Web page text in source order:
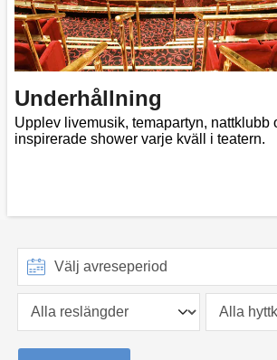
Underhållning
Upplev livemusik, temapartyn, nattklubb
inspirerade shower varje kväll i teatern.